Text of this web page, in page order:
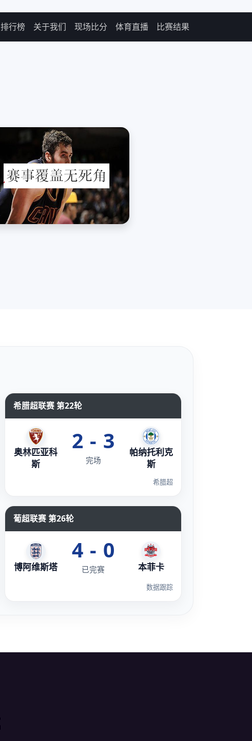
排行榜 关于我们 现场比分 体育直播 比赛结果
希腊超联赛 第22轮
奥林匹亚科
斯
2 - 3
完场
帕纳托利克
斯
希腊超
葡超联赛 第26轮
博阿维斯塔
4 - 0
已完赛 本菲卡
数据跟踪